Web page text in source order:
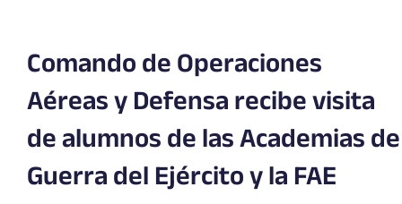
Comando de Operaciones
Aéreas y Defensa recibe visita
de alumnos de las Academias de
Guerra del Ejército y la FAE